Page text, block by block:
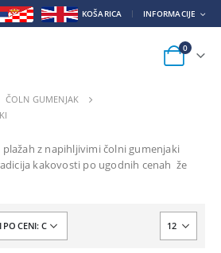
KOŠARICA INFORMACIJE
0
ČOLN GUMENJAK
plažah z napihljivimi čolni gumenjaki
kakovosti po ugodnih cenah že